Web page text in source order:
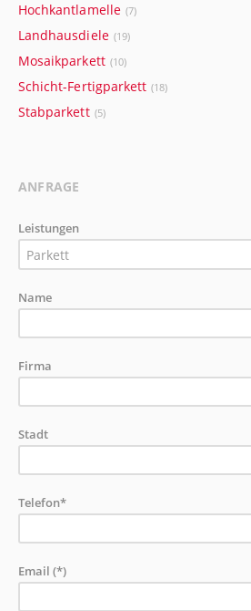
Hochkantlamelle (7)
Landhausdiele (19)
Mosaikparkett (10)
Schicht-Fertigparkett (18)
Stabparkett (5)
ANFRAGE
Leistungen
Parkett
Name
Firma
Stadt
Telefon*
Email (*)